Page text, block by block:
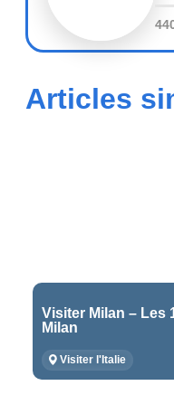
Articles
Visiter Milan – Les
Milan
Visiter l'Italie